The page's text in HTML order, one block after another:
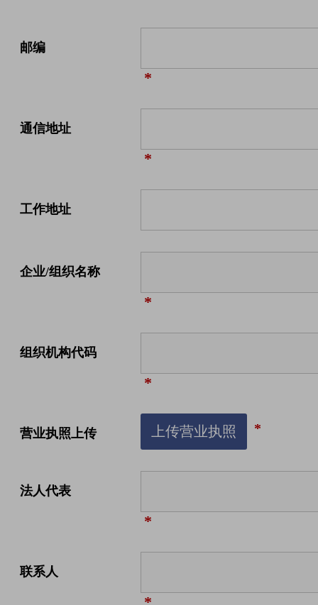
邮编
*
通信地址
*
工作地址
企业/组织名称
*
组织机构代码
*
营业执照上传 上传营业执照 *
法人代表
*
联系人